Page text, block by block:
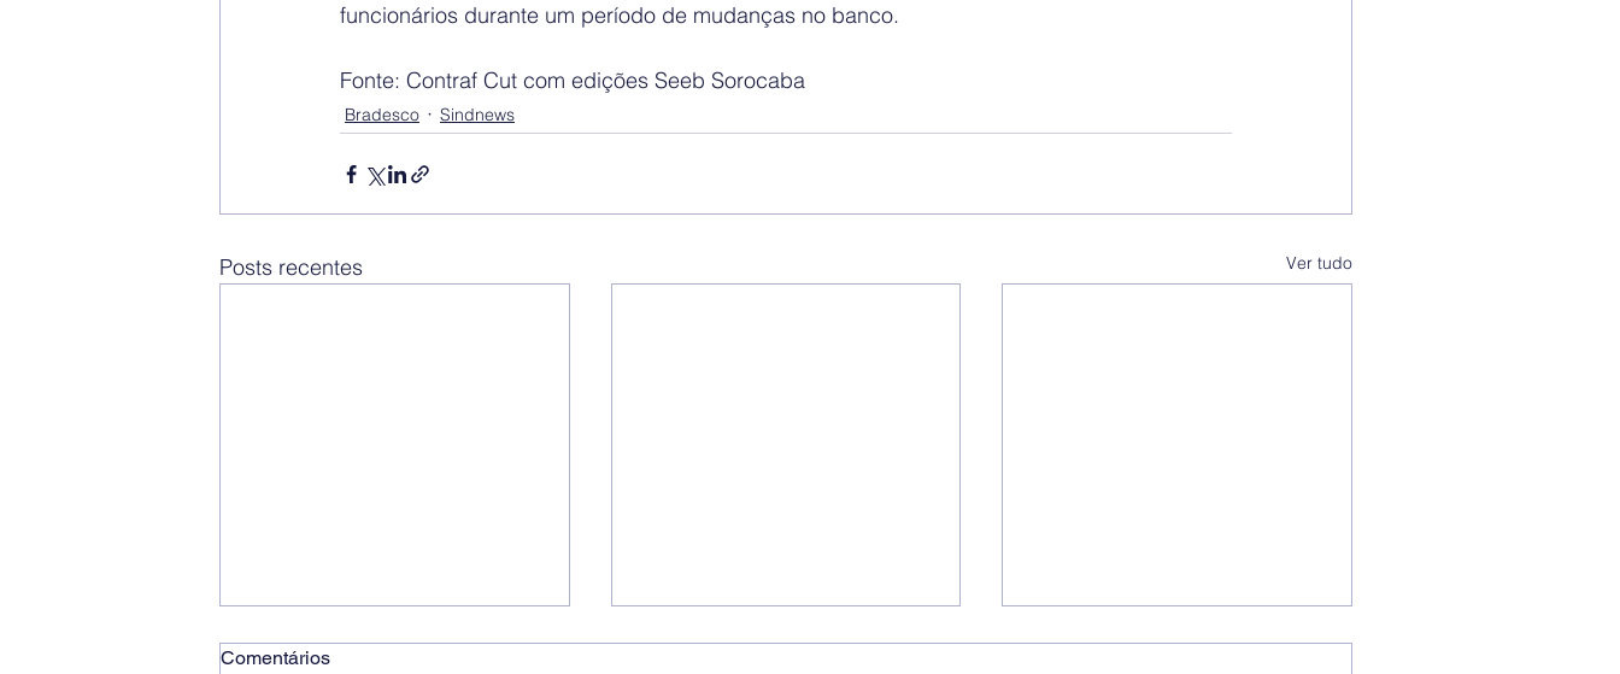
funcionários durante um período de mudanças no banco.
Fonte: Contraf Cut com edições Seeb Sorocaba
Bradesco Sindnews
Posts recentes Ver tudo
Comentários